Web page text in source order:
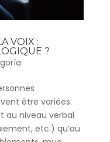
VOIX :
?
être variées.
au niveau verbal
etc.) qu’au